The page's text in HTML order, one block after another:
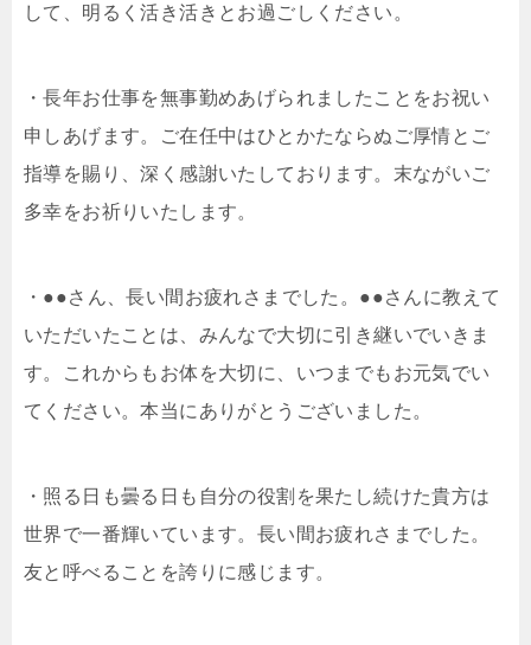
して、明るく活き活きとお過ごしください。
・長年お仕事を無事勤めあげられましたことをお祝い
申しあげます。ご在任中はひとかたならぬご厚情とご
指導を賜り、深く感謝いたしております。末ながいご
多幸をお祈りいたします。
・●●さん、長い間お疲れさまでした。●●さんに教えて
いただいたことは、みんなで大切に引き継いでいきま
す。これからもお体を大切に、いつまでもお元気でい
てください。本当にありがとうございました。
・照る日も曇る日も自分の役割を果たし続けた貴方は
世界で一番輝いています。長い間お疲れさまでした。
友と呼べることを誇りに感じます。